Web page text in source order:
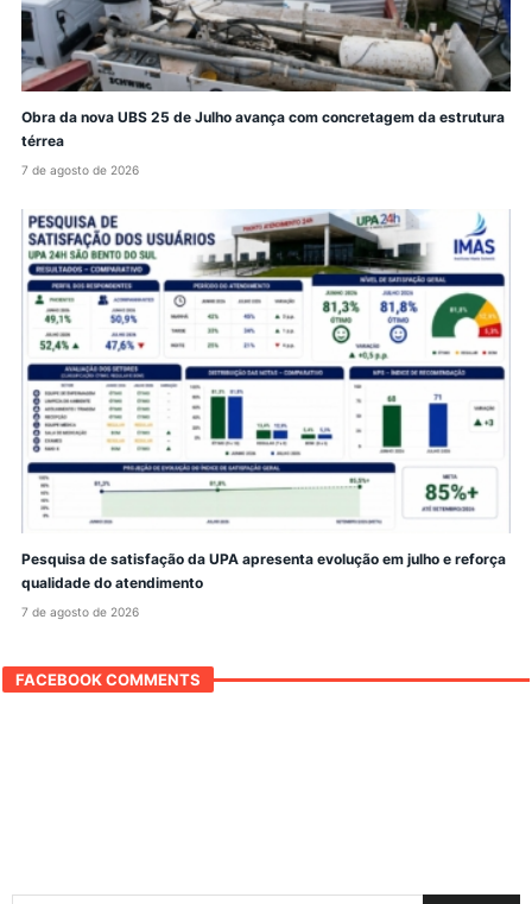
Obra da nova UBS 25 de Julho avança com concretagem da estrutura
térrea
7 de agosto de 2026
Pesquisa de satisfação da UPA apresenta evolução em julho e reforça
qualidade do atendimento
7 de agosto de 2026
FACEBOOK COMMENTS